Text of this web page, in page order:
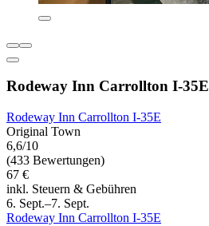
Rodeway Inn Carrollton I-35E
Rodeway Inn Carrollton I-35E
Original Town
6,6/10
(433 Bewertungen)
67 €
inkl. Steuern & Gebühren
6. Sept.–7. Sept.
Rodeway Inn Carrollton I-35E